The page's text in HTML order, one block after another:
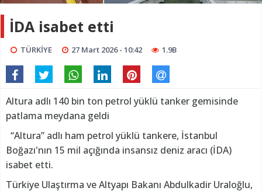
İDA isabet etti
TÜRKİYE 27 Mart 2026 - 10:42 1.9B
Altura adlı 140 bin ton petrol yüklü tanker gemisinde
patlama meydana geldi
“Altura” adlı ham petrol yüklü tankere, İstanbul
Boğazı'nın 15 mil açığında insansız deniz aracı (İDA)
isabet etti.
Türkiye Ulaştırma ve Altyapı Bakanı Abdulkadir Uraloğlu,